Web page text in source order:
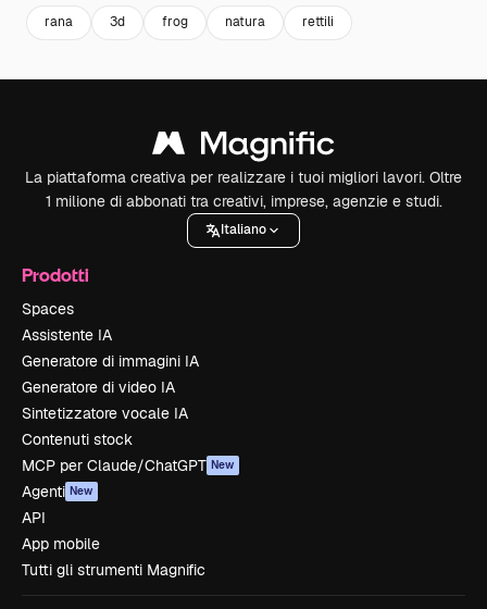
rana 3d frog natura rettili
La piattaforma creativa per realizzare i tuoi migliori lavori. Oltre
1 milione di abbonati tra creativi, imprese, agenzie e studi.
Italiano
Prodotti
Spaces
Assistente IA
Generatore di immagini IA
Generatore di video IA
Sintetizzatore vocale IA
Contenuti stock
MCP per Claude/ChatGPT New
Agenti New
API
App mobile
Tutti gli strumenti Magnific